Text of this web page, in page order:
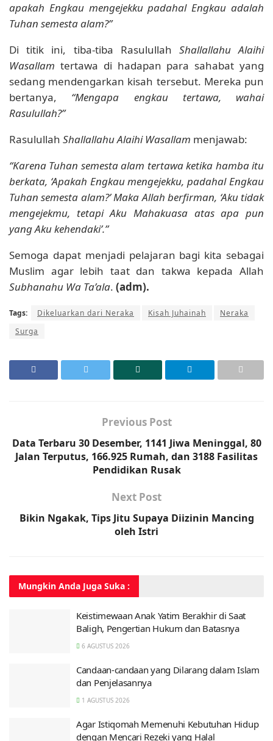
apakah Engkau mengejekku padahal Engkau adalah
Tuhan semesta alam?”
Di titik ini, tiba-tiba Rasulullah Shallallahu Alaihi
Wasallam tertawa di hadapan para sahabat yang
sedang mendengarkan kisah tersebut. Mereka pun
bertanya, “Mengapa engkau tertawa, wahai
Rasulullah?”
Rasulullah Shallallahu Alaihi Wasallam menjawab:
“Karena Tuhan semesta alam tertawa ketika hamba itu
berkata, ‘Apakah Engkau mengejekku, padahal Engkau
Tuhan semesta alam?’ Maka Allah berfirman, ‘Aku tidak
mengejekmu, tetapi Aku Mahakuasa atas apa pun
yang Aku kehendaki’.”
Semoga dapat menjadi pelajaran bagi kita sebagai
Muslim agar lebih taat dan takwa kepada Allah
Subhanahu Wa Ta’ala. (adm).
Tags: Dikeluarkan dari Neraka Kisah Juhainah
Neraka
Surga
Previous Post
Data Terbaru 30 Desember, 1141 Jiwa Meninggal, 80
Jalan Terputus, 166.925 Rumah, dan 3188 Fasilitas
Pendidikan Rusak
Next Post
Bikin Ngakak, Tips Jitu Supaya Diizinin Mancing
oleh Istri
Mungkin Anda Juga Suka :
Keistimewaan Anak Yatim Berakhir di Saat
Baligh, Pengertian Hukum dan Batasnya
6 AGUSTUS 2026
Candaan-candaan yang Dilarang dalam Islam
dan Penjelasannya
1 AGUSTUS 2026
Agar Istiqomah Memenuhi Kebutuhan Hidup
dengan Mencari Rezeki yang Halal